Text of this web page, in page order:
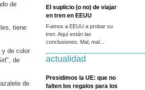
de
tiene
y de color
de
de
El suplicio (o no) de viajar
en tren en EEUU
Fuimos a EEUU a probar su
tren. Aquí están las
conclusiones. Mal, mal...
actualidad
Presidimos la UE: que no
falten los regalos para los